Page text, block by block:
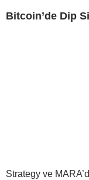
Bitcoin’de Dip
Strategy ve